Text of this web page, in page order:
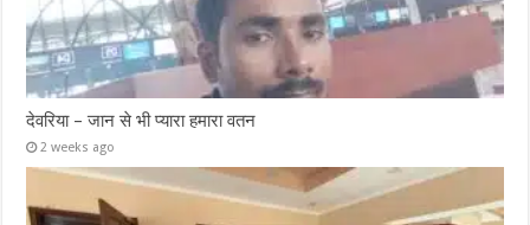
देवरिया – जान से भी प्यारा हमारा वतन
2 weeks ago